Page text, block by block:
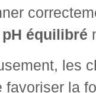
pH équilibré
les
favoriser la